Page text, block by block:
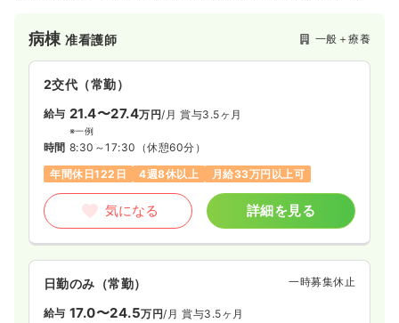
期的に患者様のケアを行っている地域密着型の病院です。
病棟准看護師 一般＋療養
2交代（常勤）
給与 21.4〜27.4万円/月 賞与3.5ヶ月
※一例
時間 8:30～17:30 （休憩60分）
年間休日122日
4週8休以上 月給33万円以上可
気になる 詳細を見る
日勤のみ（常勤） 一時募集休止
給与 17.0〜24.5万円/月 賞与3.5ヶ月